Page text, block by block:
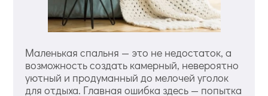
Маленькая спальня — это не недостаток, а
возможность создать камерный, невероятно
уютный и продуманный до мелочей уголок
для отдыха. Главная ошибка здесь — попытка